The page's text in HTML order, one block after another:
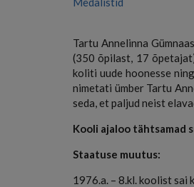
Tartu Annelinna
(350 õpilast, 17
koliti uude hoonesse
nimetati ümber Tartu
seda, et paljud neist
Kooli ajaloo tähtsamad
Staatuse muutus:
1976.a. – 8.kl. koolist sai